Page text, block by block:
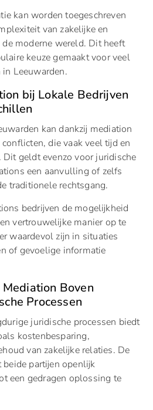
kan worden toegeschreven
van zakelijke en
moderne wereld. Dit heeft
keuze gemaakt voor veel
Leeuwarden.
bij Lokale Bedrijven
kan dankzij mediation
die vaak veel tijd en
geldt evenzo voor juridische
een aanvulling of zelfs
traditionele rechtsgang.
bedrijven de mogelijkheid
vertrouwelijke manier op te
waardevol zijn in situaties
of gevoelige informatie
Boven
Processen
juridische processen biedt
kostenbesparing,
van zakelijke relaties. De
partijen openlijk
een gedragen oplossing te